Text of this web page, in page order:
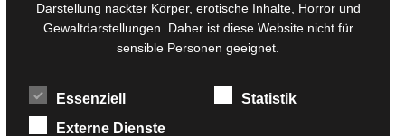
Foto- und Bildbearbeitung
Fotorestauration
Creative Artwork
MPS Fotografie
WordPress Support
Darstellung nackter Körper, erotische Inhalte, Horror und
Gewaltdarstellungen. Daher ist diese Website nicht für
sensible Personen geeignet.
Essenziell
Statistik
Externe Dienste